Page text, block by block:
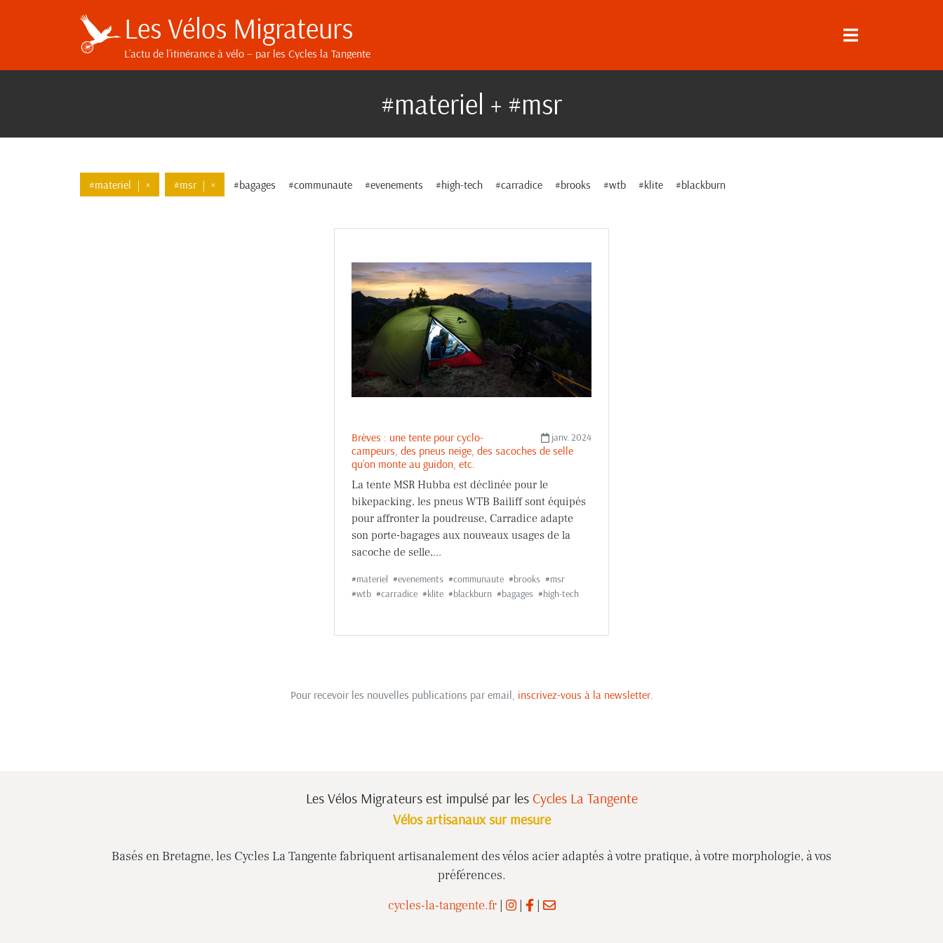
Les Vélos Migrateurs
L’actu de l’itinérance à vélo – par les Cycles la Tangente
#materiel + #msr
#materiel | × #msr | × #bagages #communaute #evenements #high-tech #carradice #brooks #wtb #klite #blackburn
janv. 2024
Brèves : une tente pour cyclo-
campeurs, des pneus neige, des sacoches de selle
qu’on monte au guidon, etc.
La tente MSR Hubba est déclinée pour le
bikepacking, les pneus WTB Bailiff sont équipés
pour affronter la poudreuse, Carradice adapte
son porte-bagages aux nouveaux usages de la
sacoche de selle,...
#materiel #evenements #communaute #brooks #msr
#wtb #carradice #klite #blackburn #bagages #high-tech
Pour recevoir les nouvelles publications par email, inscrivez-vous à la newsletter.
Les Vélos Migrateurs est impulsé par les Cycles La Tangente
Vélos artisanaux sur mesure
Basés en Bretagne, les Cycles La Tangente fabriquent artisanalement des vélos acier adaptés à votre pratique, à votre morphologie, à vos
préférences.
cycles-la-tangente.fr| | |